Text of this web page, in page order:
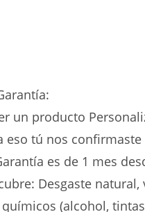
un producto
eso tú nos
es de 1 mes
Desgaste
(alcohol,